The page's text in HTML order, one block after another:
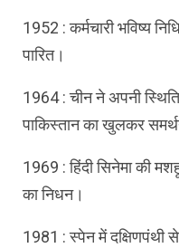
1952 : कर्मचारी भविष्य
पारित।
1964 : चीन ने अपनी
पाकिस्तान का खुलकर
1969 : हिंदी सिनेमा की
का निधन।
1981 : स्पेन में दक्षिणपंथी